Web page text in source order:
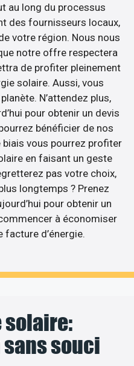
au long du processus
des fournisseurs locaux,
votre région. Nous nous
notre offre respectera
de profiter pleinement
solaire. Aussi, vous
N’attendez plus,
pour obtenir un devis
bénéficier de nos
vous pourrez profiter
en faisant un geste
pas votre choix,
longtemps ? Prenez
pour obtenir un
à économiser
facture d’énergie.
solaire:
souci